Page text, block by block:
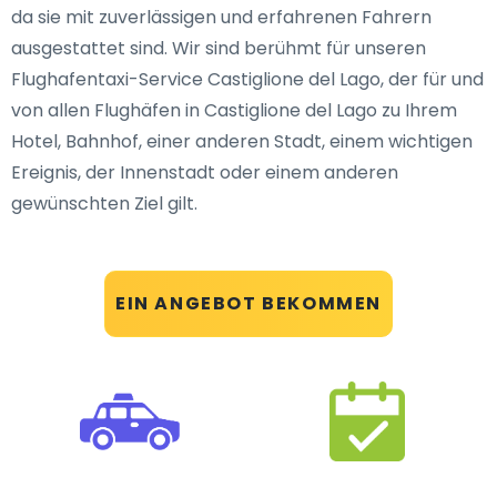
EIN ANGEBOT BEKOMMEN
da sie mit zuverlässigen und erfahrenen Fahrern
ausgestattet sind. Wir sind berühmt für unseren
Flughafentaxi-Service Castiglione del Lago, der für und
von allen Flughäfen in Castiglione del Lago zu Ihrem
Hotel, Bahnhof, einer anderen Stadt, einem wichtigen
Ereignis, der Innenstadt oder einem anderen
gewünschten Ziel gilt.